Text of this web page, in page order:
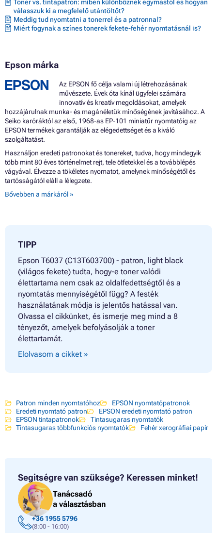
Toner vs. tintapatron: miben különböznek egymástól és hogyan
válasszuk ki a megfelelő utántöltőt?
Meddig tud nyomtatni a tonerrel és a patronnal?
Miért fogynak a színes tonerek fekete-fehér nyomtatásnál is?
Epson márka
Az EPSON fő célja valami új létrehozásának
művészete. Évek óta kínál ügyfelei számára
innovatív és kreatív megoldásokat, amelyek
hozzájárulnak munka- és magánéletük minőségének javításához. A
Seiko karóráktól az első, 1968-as EP-101 miniatűr nyomtatóig az
EPSON termékek garantálják az elégedettséget és a kiváló
szolgáltatást.
Használjon eredeti patronokat és tonereket, tudva, hogy mindegyik
több mint 80 éves történelmet rejt, tele ötletekkel és a továbblépés
vágyával. Élvezze a tökéletes nyomatot, amelynek minőségétől és
tartósságától eláll a lélegzete.
Bővebben a márkáról »
TIPP
Epson T6037 (C13T603700) - patron, light black
(világos fekete) tudta, hogy-e toner valódi
élettartama nem csak az oldalfedettségtől és a
nyomtatás mennyiségétől függ? A festék
használatának módja is jelentős hatással van.
Olvassa el cikkünket, és ismerje meg mind a 8
tényezőt, amelyek befolyásolják a toner
élettartamát.
Elolvasom a cikket »
Patron minden nyomtatóhoz
EPSON nyomtatópatronok
Eredeti nyomtató patron
EPSON eredeti nyomtató patron
EPSON tintapatronok
Tintasugaras nyomtatók
Tintasugaras többfunkciós nyomtatók
Fehér xerográfiai papír
Segítségre van szüksége? Keressen minket!
Tanácsadó
a választásban
+36 1955 5796
(8:00 - 16:00)